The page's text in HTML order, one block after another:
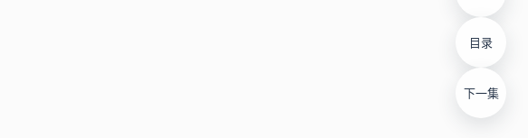
目录
下一集